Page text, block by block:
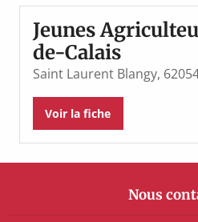
Jeunes
de-Calais
Saint Laurent Blangy,
Voir la fiche
Nous